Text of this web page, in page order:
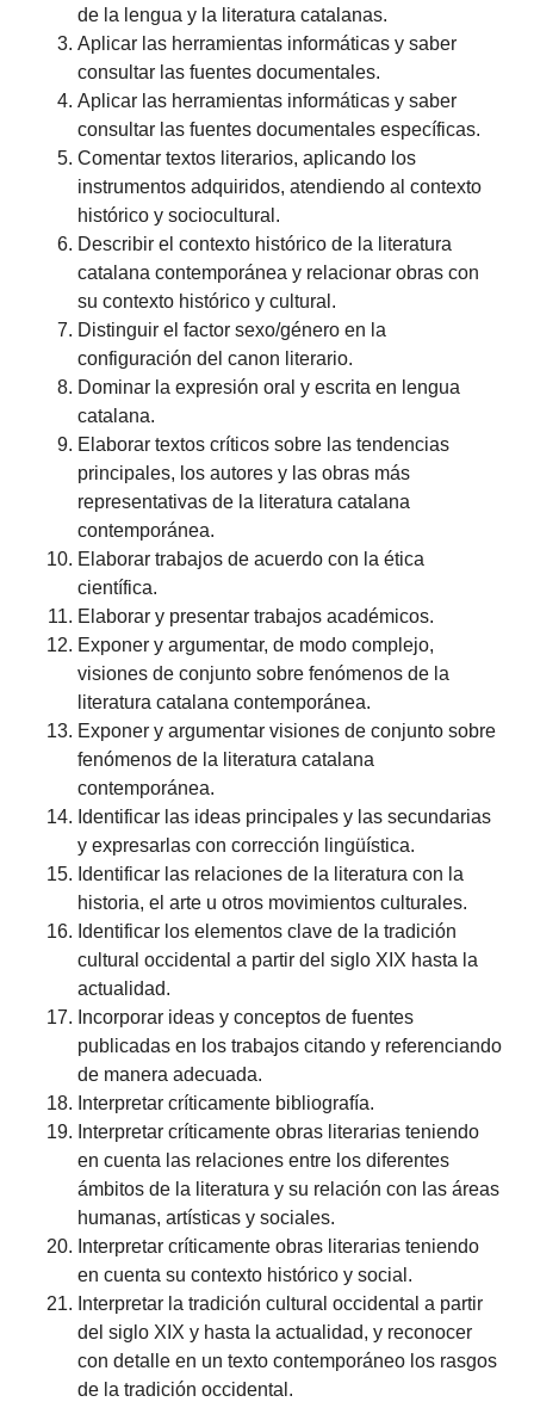
de la lengua y la literatura catalanas.
Aplicar las herramientas informáticas y saber
consultar las fuentes documentales.
Aplicar las herramientas informáticas y saber
consultar las fuentes documentales específicas.
Comentar textos literarios, aplicando los
instrumentos adquiridos, atendiendo al contexto
histórico y sociocultural.
Describir el contexto histórico de la literatura
catalana contemporánea y relacionar obras con
su contexto histórico y cultural.
Distinguir el factor sexo/género en la
configuración del canon literario.
Dominar la expresión oral y escrita en lengua
catalana.
Elaborar textos críticos sobre las tendencias
principales, los autores y las obras más
representativas de la literatura catalana
contemporánea.
Elaborar trabajos de acuerdo con la ética
científica.
Elaborar y presentar trabajos académicos.
Exponer y argumentar, de modo complejo,
visiones de conjunto sobre fenómenos de la
literatura catalana contemporánea.
Exponer y argumentar visiones de conjunto sobre
fenómenos de la literatura catalana
contemporánea.
Identificar las ideas principales y las secundarias
y expresarlas con corrección lingüística.
Identificar las relaciones de la literatura con la
historia, el arte u otros movimientos culturales.
Identificar los elementos clave de la tradición
cultural occidental a partir del siglo XIX hasta la
actualidad.
Incorporar ideas y conceptos de fuentes
publicadas en los trabajos citando y referenciando
de manera adecuada.
Interpretar críticamente bibliografía.
Interpretar críticamente obras literarias teniendo
en cuenta las relaciones entre los diferentes
ámbitos de la literatura y su relación con las áreas
humanas, artísticas y sociales.
Interpretar críticamente obras literarias teniendo
en cuenta su contexto histórico y social.
Interpretar la tradición cultural occidental a partir
del siglo XIX y hasta la actualidad, y reconocer
con detalle en un texto contemporáneo los rasgos
de la tradición occidental.